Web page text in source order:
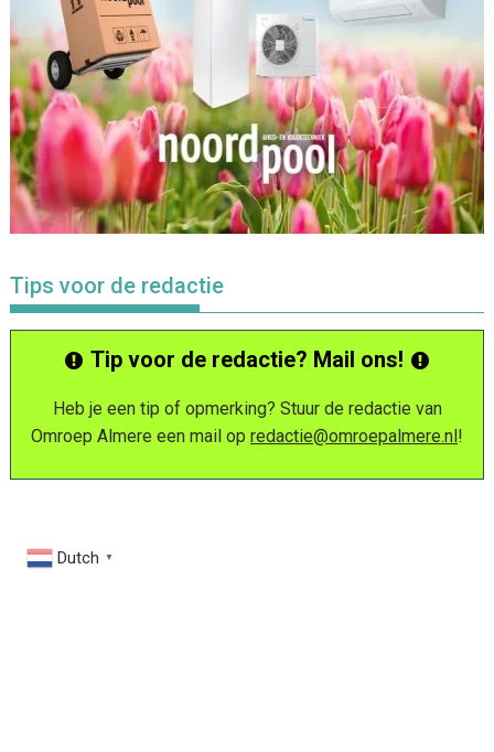
Tips voor de redactie
Tip voor de redactie? Mail ons!
Heb je een tip of opmerking? Stuur de redactie van
Omroep Almere een mail op redactie@omroepalmere.nl!
Dutch ▼